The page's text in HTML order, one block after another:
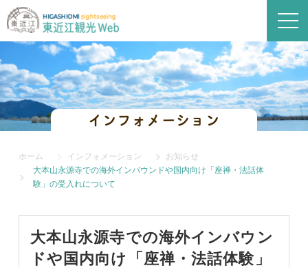
インフォメーション
ホーム インフォメーション
お知らせ
大本山永源寺での海外インバウンドや国内向け「座禅・法話体
験」の受入れについて
大本山永源寺での海外インバウン
ドや国内向け「座禅・法話体験」